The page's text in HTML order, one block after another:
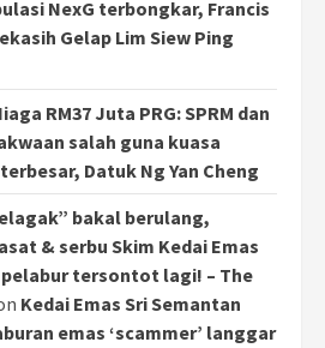
NexG terbongkar, Francis
Gelap Lim Siew Ping
RM37 Juta PRG: SPRM dan
salah guna kuasa
Datuk Ng Yan Cheng
bakal berulang,
& serbu Skim Kedai Emas
tersontot lagi! – The
Kedai Emas Sri Semantan
emas ‘scammer’ langgar